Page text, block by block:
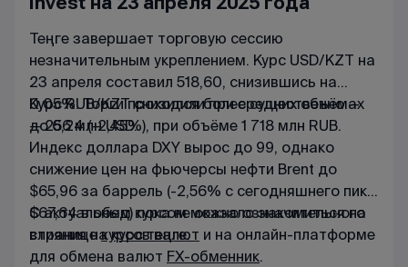
Теңге завершает торговую сессию
незначительным укреплением. Курс USD/KZT на
23 апреля составил 518,60, снизившись на
0,05%. Торги проходили при средних объёмах
— 256 млн USD.
Курс RUB/KZT снизился более существенно —
до 6,24 (-2,45%), при объёме 1 718 млн RUB.
Индекс доллара DXY вырос до 99, однако
снижение цен на фьючерсы нефти Brent до
$65,96 за баррель (-2,56% с сегодняшнего пика
$67,64 в обед) пока не оказало значительного
влияния на курс теңге.
С актуальным курсом можно ознакомиться на
страницекурсов валют и на онлайн-платформе
для обмена валют FX-обменник.